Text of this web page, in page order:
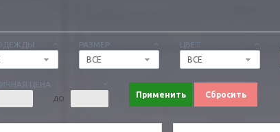
РАЗМЕР
ВСЕ
ЦВЕТ
ВСЕ
ЦЕНА
ДО Применить Сбросить